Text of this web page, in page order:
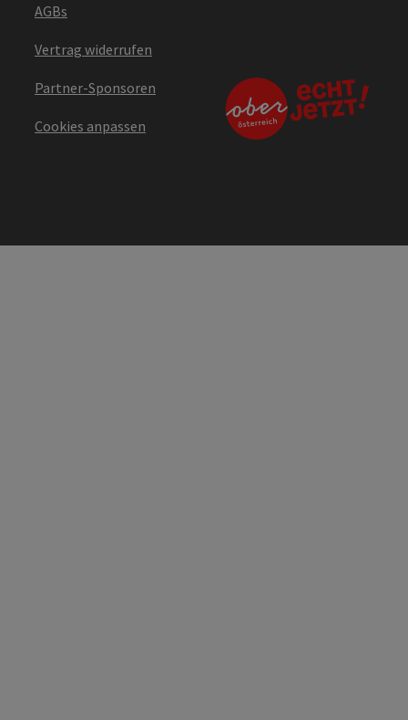
AGBs
Vertrag widerrufen
Partner-Sponsoren
Cookies anpassen